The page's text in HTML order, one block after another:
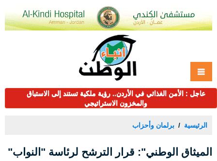
عاجل : الأمن الغذائي في الأردن.. رؤية ملكية تستند إلى الاستباق
والمخزون الاستراتيجي
الرئيسية برلمان وأحزاب
الميثاق الوطني": قرار الترشح لرئاسة "النواب"